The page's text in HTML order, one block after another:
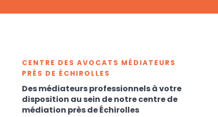
CENTRE DES AVOCATS MÉDIATEURS
PRÈS DE ÉCHIROLLES
Des médiateurs professionnels à votre
disposition au sein de notre centre de
médiation près de Échirolles